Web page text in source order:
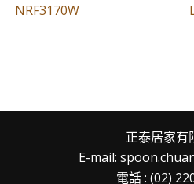
NRF3170W
正泰居家有
E-mail:
電話 : (02)